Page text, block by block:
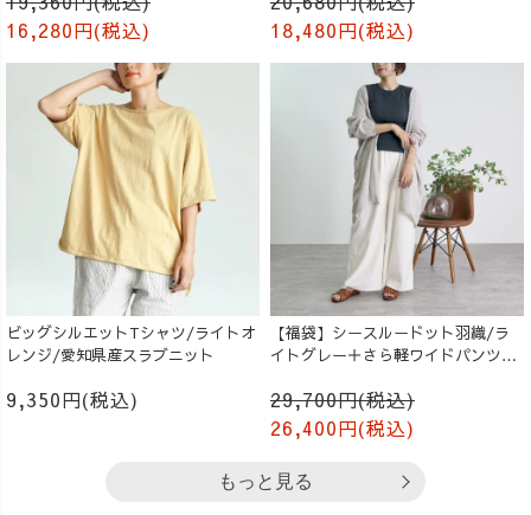
16,280円(税込)
18,480円(税込)
ビッグシルエットTシャツ/ライトオ
レンジ/愛知県産スラブニット
9,350円(税込)
【福袋】シースルードット羽織/ラ
イトグレー＋さら軽ワイドパンツ/
29,700円(税込)
26,400円(税込)
もっと見る